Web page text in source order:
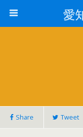
愛
Share Tweet